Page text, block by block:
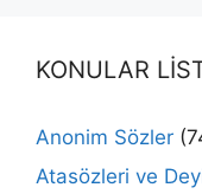
KONULAR
Anonim Sözler
Atasözleri ve